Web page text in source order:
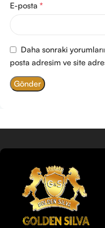
E-posta *
Daha sonraki
posta adresim ve site